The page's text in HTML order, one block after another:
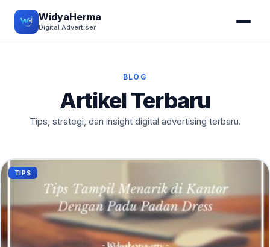
WidyaHerma
Digital Advertiser
BLOG
Artikel Terbaru
Tips, strategi, dan insight digital advertising terbaru.
TIPS